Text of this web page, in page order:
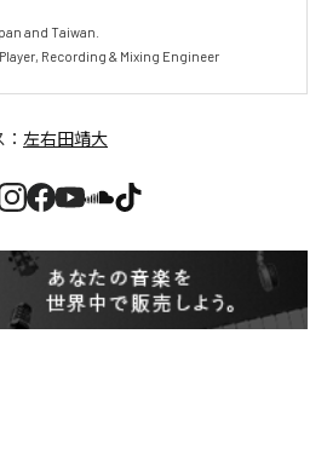
and Taiwan.
Recording & Mixing Engineer
左右田靖大